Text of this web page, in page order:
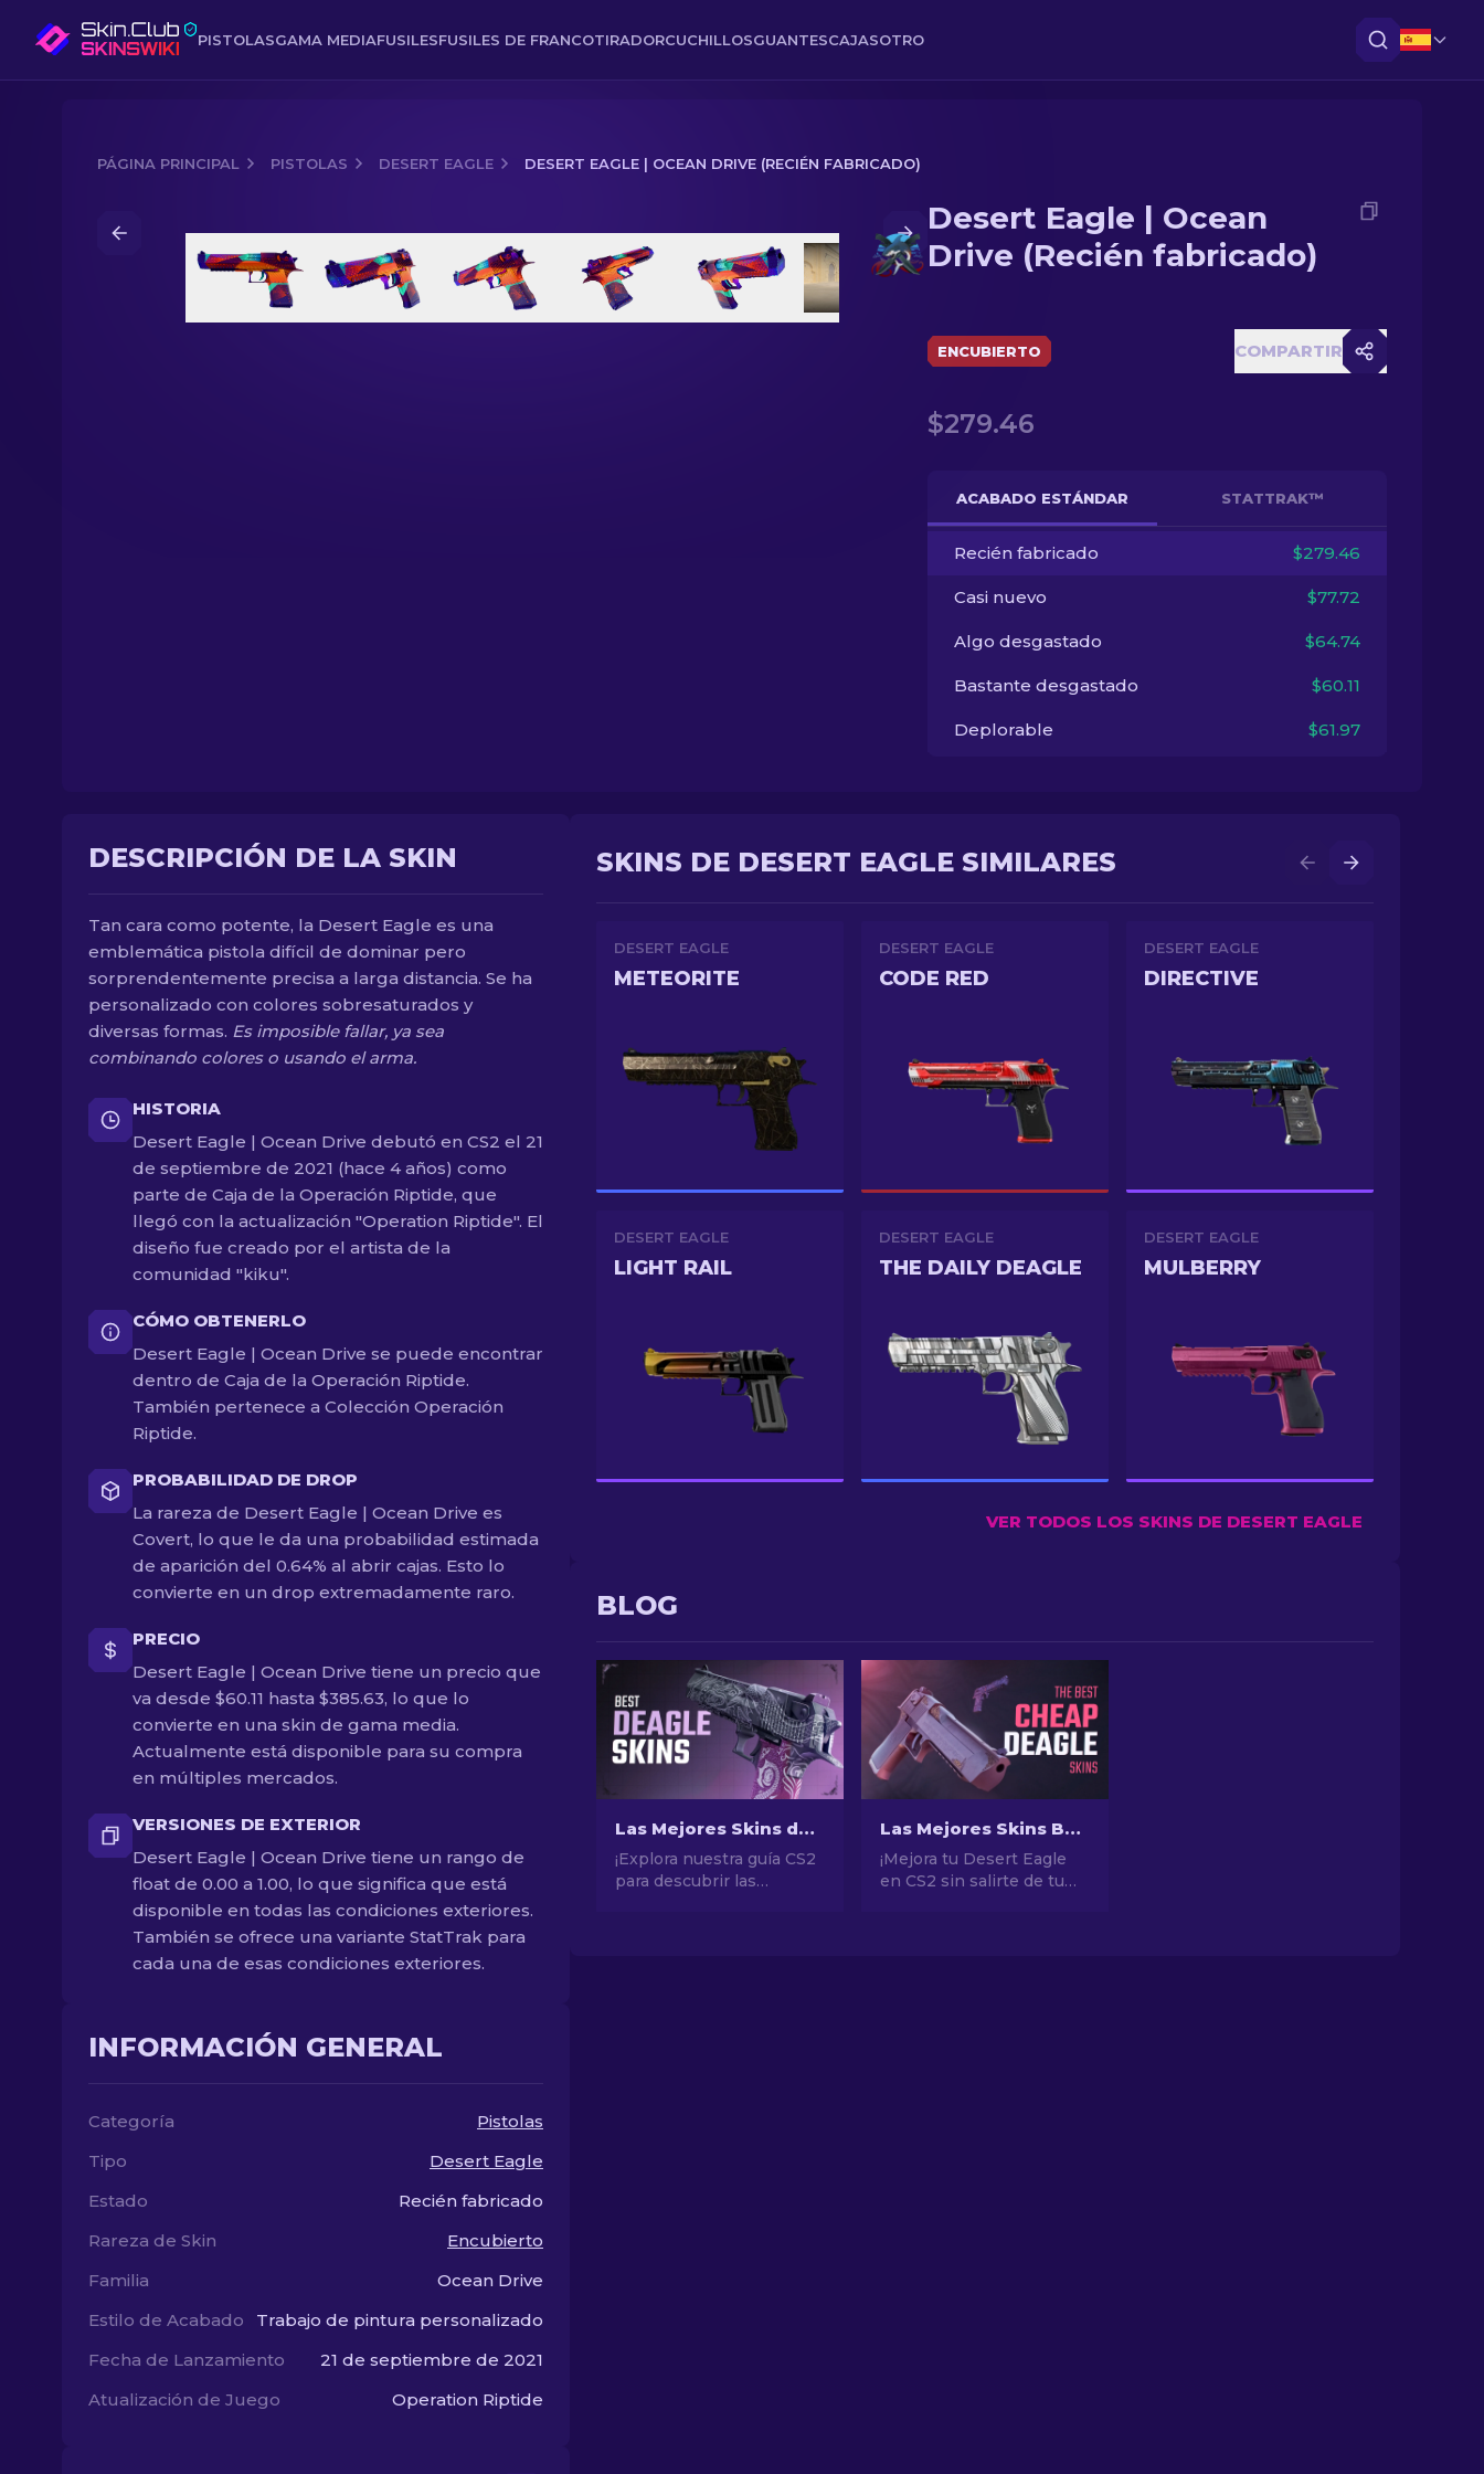
PISTOLASGAMA MEDIAFUSILESFUSILES DE FRANCOTIRADORCUCHILLOSGUANTESCAJASOTRO
PÁGINA PRINCIPAL PISTOLAS DESERT EAGLE DESERT EAGLE | OCEAN DRIVE (RECIÉN FABRICADO)
Desert Eagle | Ocean Drive (Recién fabricado)
Desert Eagle | Ocean
Drive (Recién fabricado)
ENCUBIERTO COMPARTIR
$279.46
ACABADO ESTÁNDAR STATTRAK™
Recién fabricado $279.46
Casi nuevo $77.72
Algo desgastado $64.74
Bastante desgastado $60.11
Deplorable $61.97
DESCRIPCIÓN DE LA SKIN
Tan cara como potente, la Desert Eagle es una
emblemática pistola difícil de dominar pero
sorprendentemente precisa a larga distancia. Se ha
personalizado con colores sobresaturados y
diversas formas. Es imposible fallar, ya sea
combinando colores o usando el arma.
HISTORIA
Desert Eagle | Ocean Drive debutó en CS2 el 21
de septiembre de 2021 (hace 4 años) como
parte de Caja de la Operación Riptide, que
llegó con la actualización "Operation Riptide". El
diseño fue creado por el artista de la
comunidad "kiku".
CÓMO OBTENERLO
Desert Eagle | Ocean Drive se puede encontrar
dentro de Caja de la Operación Riptide.
También pertenece a Colección Operación
Riptide.
PROBABILIDAD DE DROP
La rareza de Desert Eagle | Ocean Drive es
Covert, lo que le da una probabilidad estimada
de aparición del 0.64% al abrir cajas. Esto lo
convierte en un drop extremadamente raro.
PRECIO
Desert Eagle | Ocean Drive tiene un precio que
va desde $60.11 hasta $385.63, lo que lo
convierte en una skin de gama media.
Actualmente está disponible para su compra
en múltiples mercados.
VERSIONES DE EXTERIOR
Desert Eagle | Ocean Drive tiene un rango de
float de 0.00 a 1.00, lo que significa que está
disponible en todas las condiciones exteriores.
También se ofrece una variante StatTrak para
cada una de esas condiciones exteriores.
INFORMACIÓN GENERAL
Categoría
Pistolas
Tipo
Desert Eagle
Estado
Recién fabricado
Rareza de Skin
Encubierto
Familia
Ocean Drive
Estilo de Acabado
Trabajo de pintura personalizado
Fecha de Lanzamiento
21 de septiembre de 2021
Atualización de Juego
Operation Riptide
SKINS DE DESERT EAGLE SIMILARES
DESERT EAGLE
METEORITE
DESERT EAGLE
CODE RED
DESERT EAGLE
DIRECTIVE
DESERT EAGLE
LIGHT RAIL
DESERT EAGLE
THE DAILY DEAGLE
DESERT EAGLE
MULBERRY
VER TODOS LOS SKINS DE DESERT EAGLE
BLOG
Las Mejores Skins de la Desert Eagle en CS2 [2026]
¡Explora nuestra guía CS2
para descubrir las
Las Mejores Skins Baratas para Desert Eagle en CS2
¡Mejora tu Desert Eagle
en CS2 sin salirte de tu